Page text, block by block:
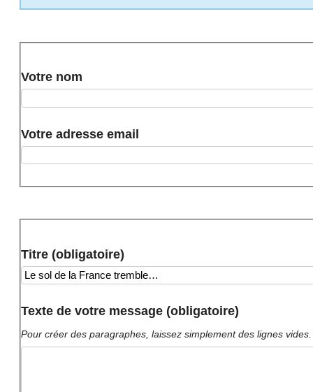
Votre nom
Votre adresse email
Titre (obligatoire)
Texte de votre message (obligatoire)
Pour créer des paragraphes, laissez simplement des lignes vides.